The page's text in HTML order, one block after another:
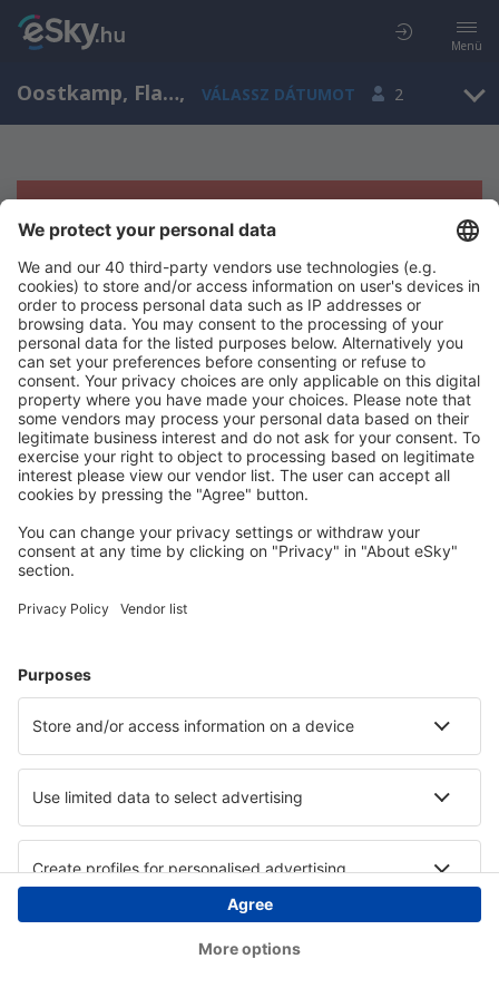
Menü
Oostkamp, Flanders, Belgium, VÁLASSZ DÁTUMOT 2
Sajnos semmilyen eredménnyel nem
szolgálhatunk.
Próbáld meg még egyszer más kritériumot kiválasztva
Copyright © eSky.hu Minden jog fenntartva.